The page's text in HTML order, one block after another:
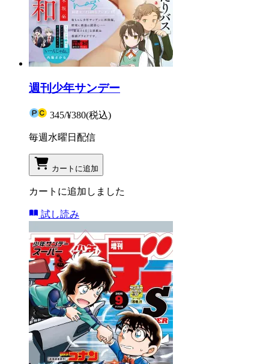
週刊少年サンデー
345/¥380(税込)
毎週水曜日配信
カートに追加
カートに追加しました
試し読み